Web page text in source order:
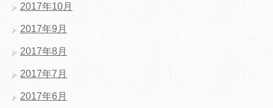
2017年10月
2017年9月
2017年8月
2017年7月
2017年6月